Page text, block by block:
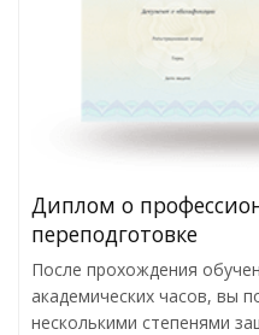
Диплом о
переподготовке
После прохождения
академических часов, вы
несколькими степенями